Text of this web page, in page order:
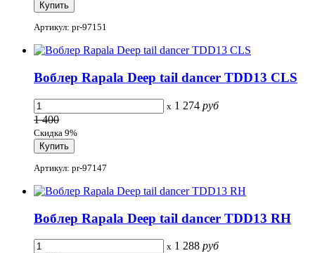
Артикул: pr-97151
Воблер Rapala Deep tail dancer TDD13 CLS
x 1 274 руб
1 400
Скидка 9%
Артикул: pr-97147
Воблер Rapala Deep tail dancer TDD13 RH
x 1 288 руб